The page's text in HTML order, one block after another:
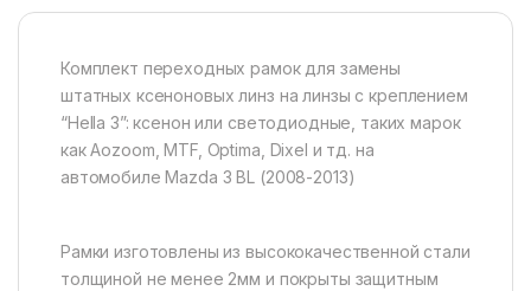
Комплект переходных рамок для замены
штатных ксеноновых линз на линзы с креплением
“Hella 3”: ксенон или светодиодные, таких марок
как Aozoom, MTF, Optima, Dixel и тд. на
автомобиле Mazda 3 BL (2008-2013)
Рамки изготовлены из высококачественной стали
толщиной не менее 2мм и покрыты защитным